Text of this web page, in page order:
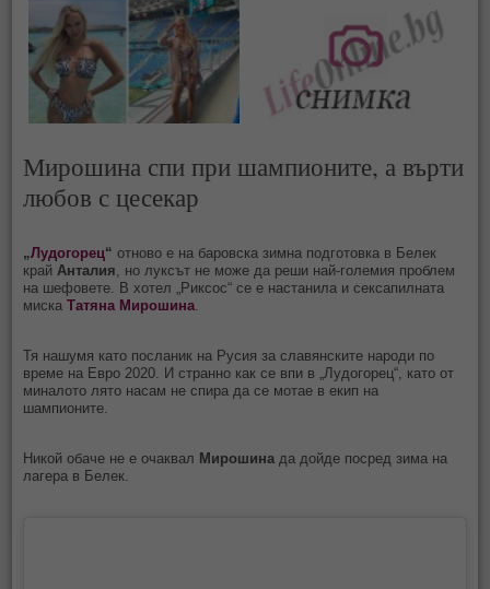
Мирошина спи при шампионите, а върти
любов с цесекар
„Лудогорец“ отново е на баровска зимна подготовка в Белек
край Анталия , но луксът не може да реши най-големия проблем
на шефовете. В хотел „Риксос“ се е настанила и сексапилната
мискаТатяна Мирошина
Тя нашумя като посланик на Русия за славянските народи по
време на Евро 2020. И странно как се впи в „Лудогорец“, като от
миналото лято насам не спира да се мотае в екип на
шампионите.
Никой обаче не е очаквал Мирошина да дойде посред зима на
лагера в Белек.